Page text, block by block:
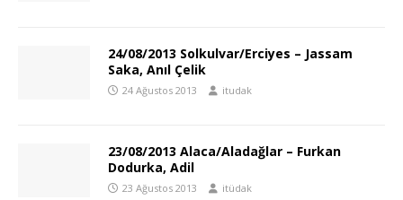
24/08/2013 Solkulvar/Erciyes – Jassam
Saka, Anıl Çelik
24 Ağustos 2013 itudak
23/08/2013 Alaca/Aladağlar – Furkan
Dodurka, Adil
23 Ağustos 2013 itüdak